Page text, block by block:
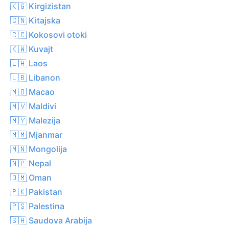
🇰🇬 Kirgizistan
🇨🇳 Kitajska
🇨🇨 Kokosovi otoki
🇰🇼 Kuvajt
🇱🇦 Laos
🇱🇧 Libanon
🇲🇴 Macao
🇲🇻 Maldivi
🇲🇾 Malezija
🇲🇲 Mjanmar
🇲🇳 Mongolija
🇳🇵 Nepal
🇴🇲 Oman
🇵🇰 Pakistan
🇵🇸 Palestina
🇸🇦 Saudova Arabija